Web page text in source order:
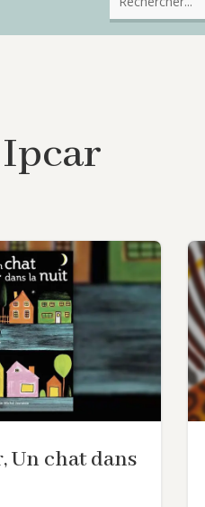
Un chat dans